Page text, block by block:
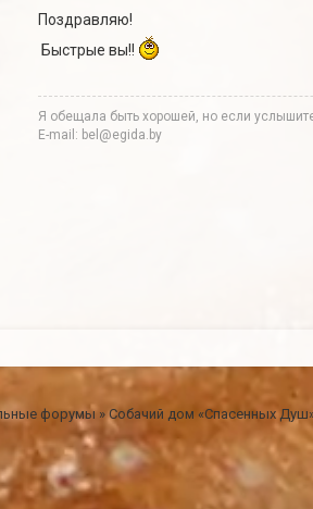
Поздравляю!
Быстрые вы!!
Я обещала быть хорошей, но если
E-mail: bel@egida.by
форумы » Собачий дом «Спасенных